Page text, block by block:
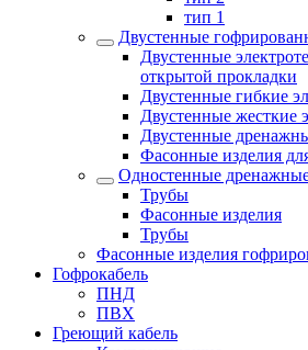
тип 1
Двустенные
Двустенные
открытой прокладки
Двустенные гибкие
Двустенные жесткие
Двустенные
Фасонные изделия
Одностенные
Трубы
Фасонные изделия
Трубы
Фасонные изделия
Гофрокабель
ПНД
ПВХ
Греющий кабель